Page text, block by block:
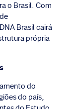
o Brasil. Com
Brasil cairá
própria
do
do país,